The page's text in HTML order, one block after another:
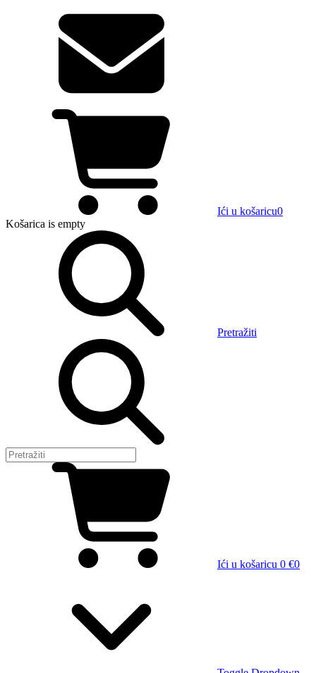
Ići u košaricu0
Košarica is empty
Pretražiti
Ići u košaricu 0 €0